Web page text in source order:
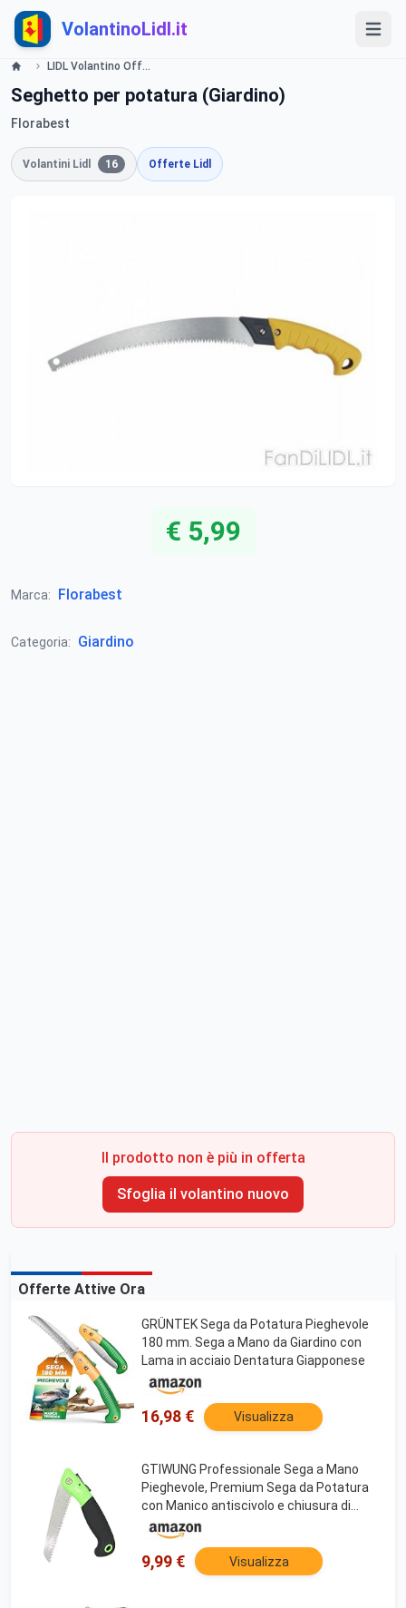
VolantinoLidl.it
LIDL Volantino Offerte e Promozioni - Giardinaggio - Offerte valide dal 28 aprile 2016 Lidl
Seghetto per potatura (Giardino)
Florabest
Volantini Lidl 16 Offerte Lidl
€ 5,99
Marca: Florabest
Categoria: Giardino
Il prodotto non è più in offerta
Sfoglia il volantino nuovo
Offerte Attive Ora
GRÜNTEK Sega da Potatura Pieghevole
180 mm. Sega a Mano da Giardino con
Lama in acciaio Dentatura Giapponese
16,98 € Visualizza
GTIWUNG Professionale Sega a Mano
Pieghevole, Premium Sega da Potatura
con Manico antiscivolo e chiusura di
sicurezza, Per Giardino, Campeggio, Tree
Trimming, Caccia e Altro
9,99 € Visualizza